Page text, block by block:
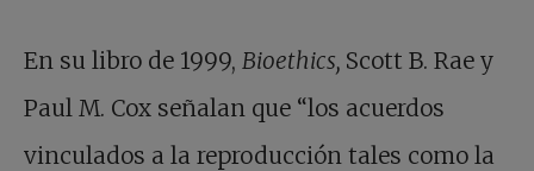
En su libro de 1999, Bioethics, Scott B. Rae y
Paul M. Cox señalan que “los acuerdos
vinculados a la reproducción tales como la